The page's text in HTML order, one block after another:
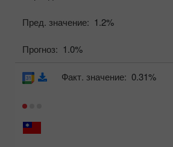
Пред. значение: 1.2%
Прогноз: 1.0%
Факт. значение: 0.31%